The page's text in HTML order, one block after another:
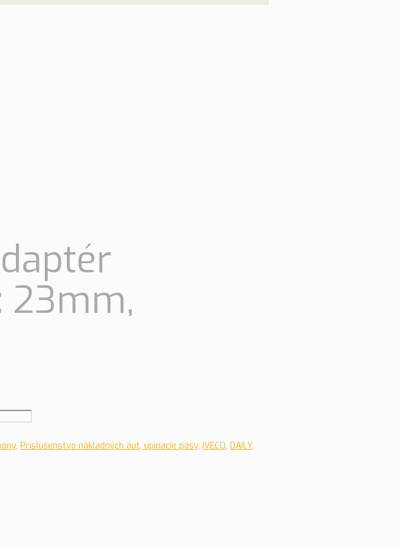
23mm,
, Príslušenstvo nákladných áut, upínacie pásy, IVECO, DAILY,